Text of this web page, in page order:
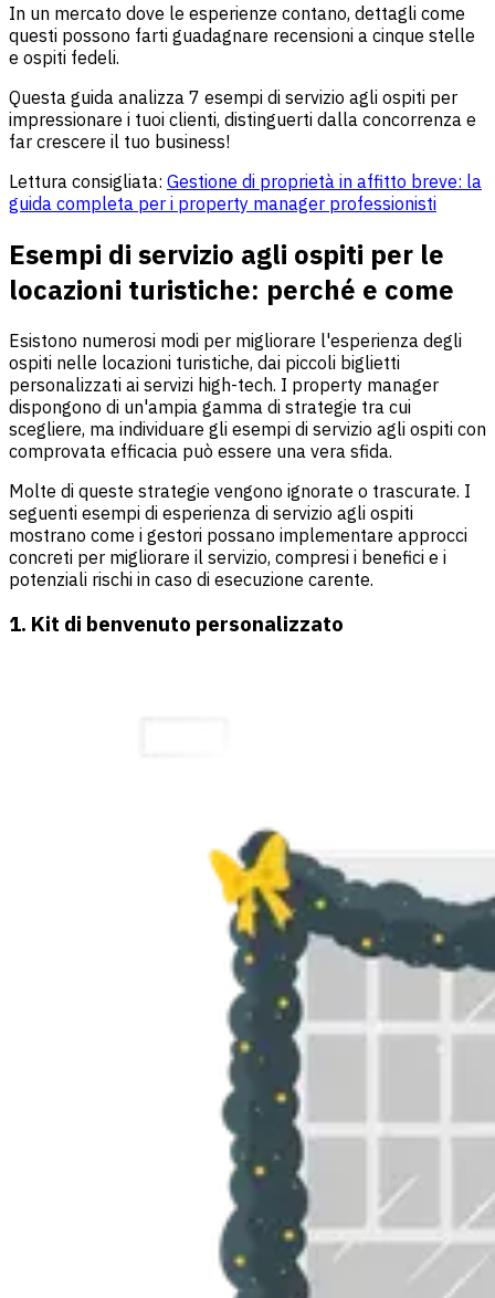
In un mercato dove le esperienze contano, dettagli come
questi possono farti guadagnare recensioni a cinque stelle
e ospiti fedeli.
Questa guida analizza 7 esempi di servizio agli ospiti per
impressionare i tuoi clienti, distinguerti dalla concorrenza e
far crescere il tuo business!
Lettura consigliata: Gestione di proprietà in affitto breve: la
guida completa per i property manager professionisti
Esempi di servizio agli ospiti per le
locazioni turistiche: perché e come
Esistono numerosi modi per migliorare l'esperienza degli
ospiti nelle locazioni turistiche, dai piccoli biglietti
personalizzati ai servizi high-tech. I property manager
dispongono di un'ampia gamma di strategie tra cui
scegliere, ma individuare gli esempi di servizio agli ospiti con
comprovata efficacia può essere una vera sfida.
Molte di queste strategie vengono ignorate o trascurate. I
seguenti esempi di esperienza di servizio agli ospiti
mostrano come i gestori possano implementare approcci
concreti per migliorare il servizio, compresi i benefici e i
potenziali rischi in caso di esecuzione carente.
1. Kit di benvenuto personalizzato